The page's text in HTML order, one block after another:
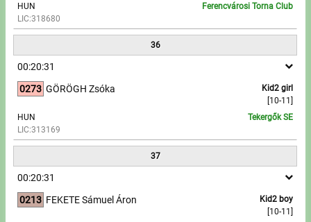
HUN
LIC:318680
Ferencvárosi Torna Club
36
00:20:31
0273
Kid2 girl
[10-11]
GÖRÖGH Zsóka
HUN
LIC:313169
Tekergők SE
37
00:20:31
0213
Kid2 boy
[10-11]
FEKETE Sámuel Áron